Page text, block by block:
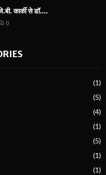
कार्की से डॉ....
0
(1)
(5)
(4)
(1)
(5)
(1)
(1)